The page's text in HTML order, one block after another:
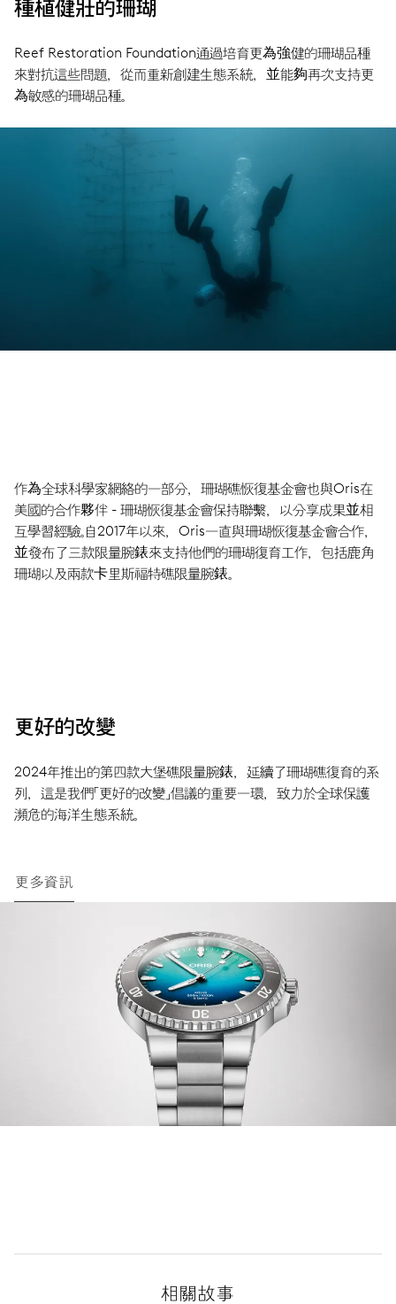
種植健壯的珊瑚
Reef Restoration Foundation通過培育更為強健的珊瑚品種
來對抗這些問題，從而重新創建生態系統，並能夠再次支持更
為敏感的珊瑚品種。
作為全球科學家網絡的一部分，珊瑚礁恢復基金會也與Oris在
美國的合作夥伴 - 珊瑚恢復基金會保持聯繫，以分享成果並相
互學習經驗。自2017年以來，Oris一直與珊瑚恢復基金會合作，
並發布了三款限量腕錶來支持他們的珊瑚復育工作，包括鹿角
珊瑚以及兩款卡里斯福特礁限量腕錶。
更好的改變
2024年推出的第四款大堡礁限量腕錶，延續了珊瑚礁復育的系
列，這是我們「更好的改變」倡議的重要一環，致力於全球保護
瀕危的海洋生態系統。
更多資訊
相關故事